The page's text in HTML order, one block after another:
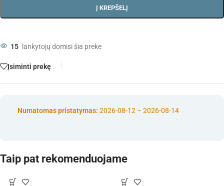
Į KREPŠELĮ
15 lankytojų domisi šia preke
Įsiminti prekę
Numatomas pristatymas: 2026-08-12 – 2026-08-14
Taip pat rekomenduojame